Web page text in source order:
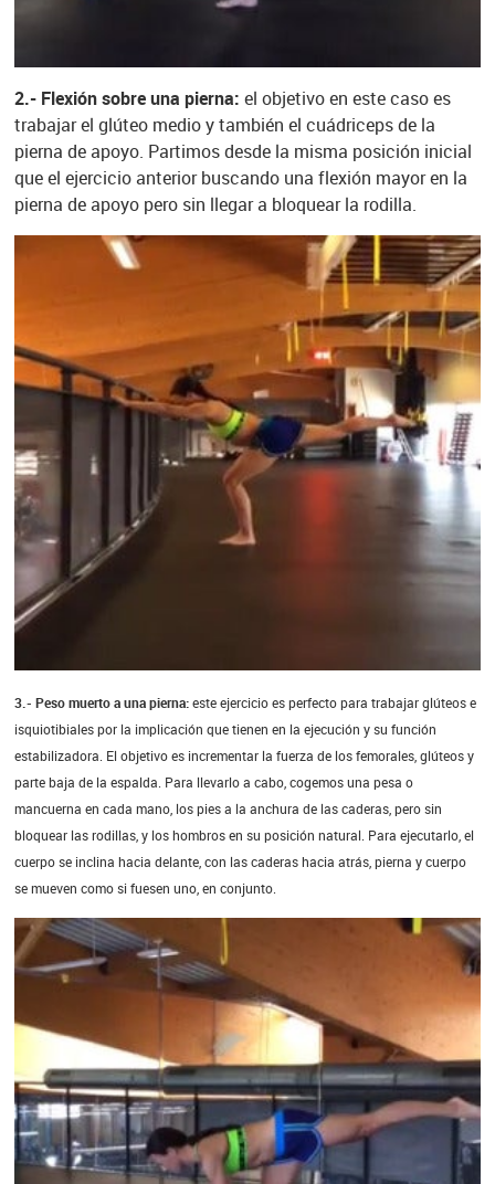
2.- Flexión sobre una pierna: el objetivo en este caso es
trabajar el glúteo medio y también el cuádriceps de la
pierna de apoyo. Partimos desde la misma posición inicial
que el ejercicio anterior buscando una flexión mayor en la
pierna de apoyo pero sin llegar a bloquear la rodilla.
3.- Peso muerto a una pierna:este ejercicio es perfecto para trabajar glúteos e
isquiotibiales por la implicación que tienen en la ejecución y su función
estabilizadora. El objetivo es incrementar la fuerza de los femorales, glúteos y
parte baja de la espalda. Para llevarlo a cabo, cogemos una pesa o
mancuerna en cada mano, los pies a la anchura de las caderas, pero sin
bloquear las rodillas, y los hombros en su posición natural. Para ejecutarlo, el
cuerpo se inclina hacia delante, con las caderas hacia atrás, pierna y cuerpo
se mueven como si fuesen uno, en conjunto.